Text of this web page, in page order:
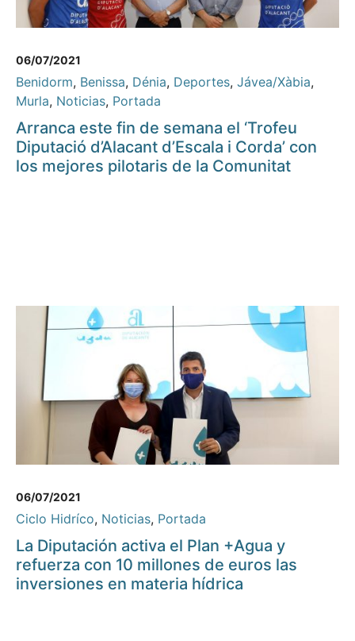
06/07/2021
Benidorm, Benissa, Dénia, Deportes, Jávea/Xàbia,
Murla, Noticias, Portada
Arranca este fin de semana el ‘Trofeu
Diputació d’Alacant d’Escala i Corda’ con
los mejores pilotaris de la Comunitat
06/07/2021
Ciclo Hidríco, Noticias, Portada
La Diputación activa el Plan +Agua y
refuerza con 10 millones de euros las
inversiones en materia hídrica